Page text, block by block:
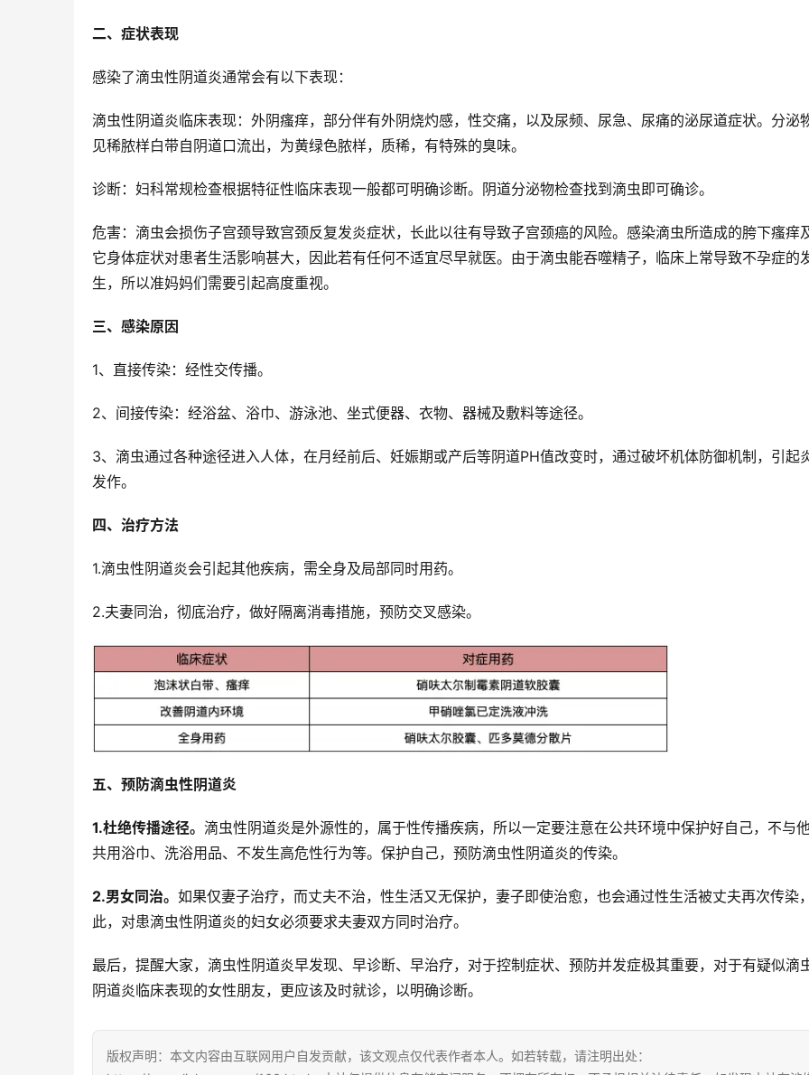
二、症状表现
感染了滴虫性阴道炎通常会有以下表现：
滴虫性阴道炎临床表现：外阴瘙痒，部分伴有外阴烧灼感，性交痛，以及尿频、尿急、尿痛的泌尿道症状。分泌
见稀脓样白带自阴道口流出，为黄绿色脓样，质稀，有特殊的臭味。
诊断：妇科常规检查根据特征性临床表现一般都可明确诊断。阴道分泌物检查找到滴虫即可确诊。
危害：滴虫会损伤子宫颈导致宫颈反复发炎症状，长此以往有导致子宫颈癌的风险。感染滴虫所造成的胯下瘙痒
它身体症状对患者生活影响甚大，因此若有任何不适宜尽早就医。由于滴虫能吞噬精子，临床上常导致不孕症的
生，所以准妈妈们需要引起高度重视。
三、感染原因
1、直接传染：经性交传播。
2、间接传染：经浴盆、浴巾、游泳池、坐式便器、衣物、器械及敷料等途径。
3、滴虫通过各种途径进入人体，在月经前后、妊娠期或产后等阴道PH值改变时，通过破坏机体防御机制，引起
发作。
四、治疗方法
1.滴虫性阴道炎会引起其他疾病，需全身及局部同时用药。
2.夫妻同治，彻底治疗，做好隔离消毒措施，预防交叉感染。
五、预防滴虫性阴道炎
1.杜绝传播途径。 滴虫性阴道炎是外源性的，属于性传播疾病，所以一定要注意在公共环境中保护好自己，不与
共用浴巾、洗浴用品、不发生高危性行为等。保护自己，预防滴虫性阴道炎的传染。
2.男女同治。 如果仅妻子治疗，而丈夫不治，性生活又无保护，妻子即使治愈，也会通过性生活被丈夫再次传染
此，对患滴虫性阴道炎的妇女必须要求夫妻双方同时治疗。
最后，提醒大家，滴虫性阴道炎早发现、早诊断、早治疗，对于控制症状、预防并发症极其重要，对于有疑似滴
阴道炎临床表现的女性朋友，更应该及时就诊，以明确诊断。
版权声明：本文内容由互联网用户自发贡献，该文观点仅代表作者本人。如若转载，请注明出处：